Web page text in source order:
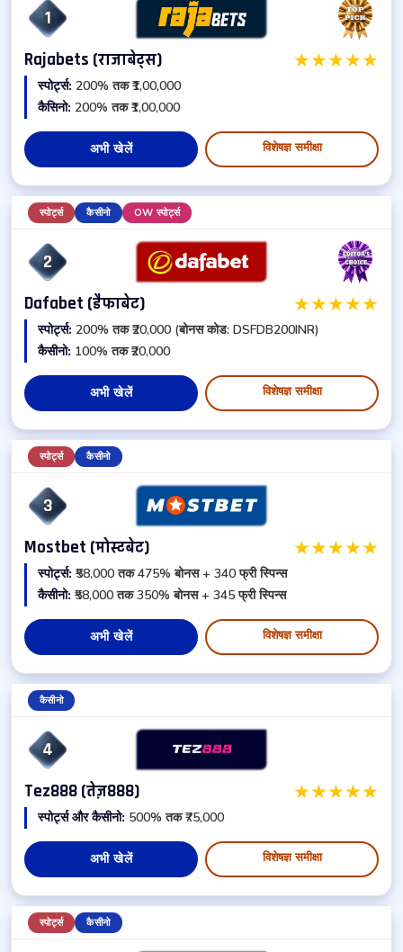
1
Rajabets (राजाबेट्स) ★★★★★
स्पोर्ट्स: 200% तक ₹1,00,000
कैसिनो: 200% तक ₹1,00,000
अभी खेलें विशेषज्ञ समीक्षा
स्पोर्ट्स कैसीनो OW स्पोर्ट्स
2
Dafabet (डैफाबेट) ★★★★★
स्पोर्ट्स: 200% तक ₹20,000 (बोनस कोड: DSFDB200INR)
कैसीनो: 100% तक ₹20,000
अभी खेलें विशेषज्ञ समीक्षा
स्पोर्ट्स कैसीनो
3
Mostbet (मोस्टबेट) ★★★★★
स्पोर्ट्स: ₹58,000 तक 475% बोनस + 340 फ्री स्पिन्स
कैसीनो: ₹58,000 तक 350% बोनस + 345 फ्री स्पिन्स
अभी खेलें विशेषज्ञ समीक्षा
कैसीनो
4
Tez888 (तेज़888) ★★★★★
स्पोर्ट्स और कैसीनो: 500% तक ₹75,000
अभी खेलें विशेषज्ञ समीक्षा
स्पोर्ट्स कैसीनो